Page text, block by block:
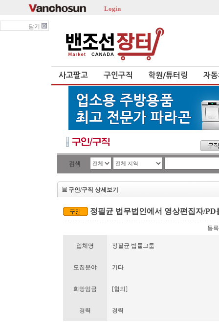
Login
닫기
사고팔고 구인구직 학원/튜터링 자
검색
구인/구직 상세보기
정필균 법무법인에서 영상편집자/PD
등
업체명 정필균 법률그룹
모집분야 기타
희망임금 [협의]
경력 경력